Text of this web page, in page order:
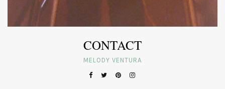
CONTACT
MELODY VENTURA